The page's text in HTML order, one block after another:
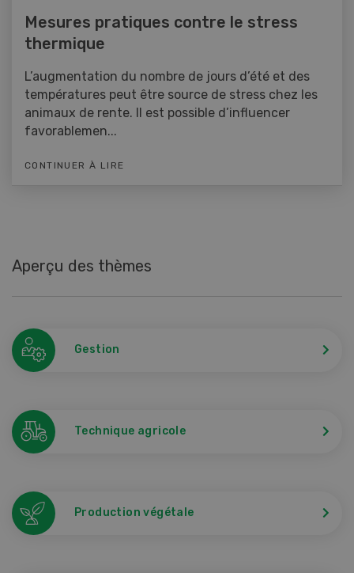
Mesures pratiques contre le stress
thermique
L’augmentation du nombre de jours d’été et des
températures peut être source de stress chez les
animaux de rente. Il est possible d’influencer
favorablemen...
CONTINUER À LIRE
Aperçu des thèmes
Gestion
Technique agricole
Production végétale